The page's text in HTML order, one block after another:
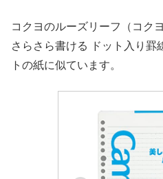
コクヨのルーズリーフ（コク
さらさら書ける ドット入り罫
トの紙に似ています。